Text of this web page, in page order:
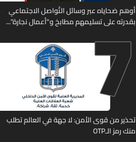
أوهم ضحاياه عبر وسائل التّواصل الاجتماعي
بقدرته على تسليمهم مطابخ و"أعمال نجارة"...
7
تحذير من قوى الأمن: لا جهة في العالم تطلب
منك رمز الـOTP